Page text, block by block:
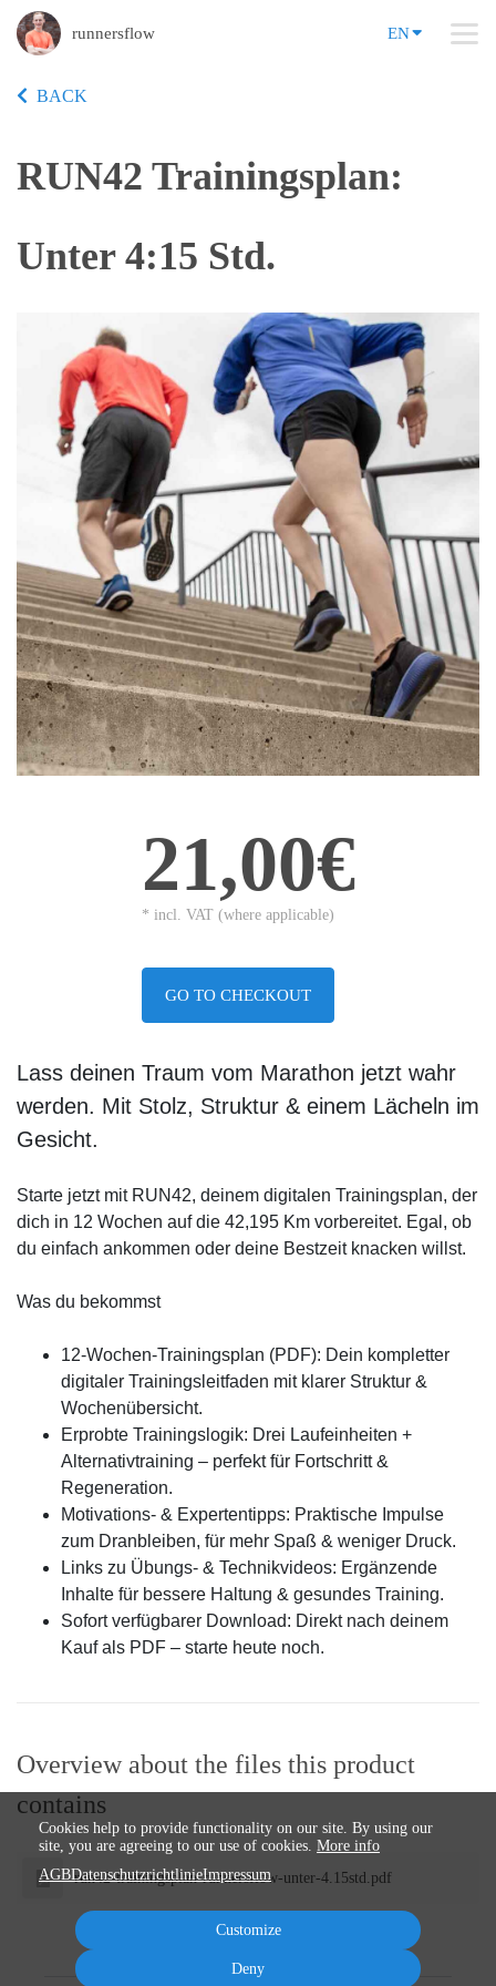
runnersflow EN
BACK
RUN42 Trainingsplan:
Unter 4:15 Std.
21,00€
* incl. VAT (where applicable)
GO TO CHECKOUT
Lass deinen Traum vom Marathon jetzt wahr
werden. Mit Stolz, Struktur & einem Lächeln im
Gesicht.
Starte jetzt mit RUN42, deinem digitalen Trainingsplan, der
dich in 12 Wochen auf die 42,195 Km vorbereitet. Egal, ob
du einfach ankommen oder deine Bestzeit knacken willst.
Was du bekommst
12-Wochen-Trainingsplan (PDF): Dein kompletter
digitaler Trainingsleitfaden mit klarer Struktur &
Wochenübersicht.
Erprobte Trainingslogik: Drei Laufeinheiten +
Alternativtraining – perfekt für Fortschritt &
Regeneration.
Motivations- & Expertentipps: Praktische Impulse
zum Dranbleiben, für mehr Spaß & weniger Druck.
Links zu Übungs- & Technikvideos: Ergänzende
Inhalte für bessere Haltung & gesundes Training.
Sofort verfügbarer Download: Direkt nach deinem
Kauf als PDF – starte heute noch.
Overview about the files this product
contains
run42-trainingsplan-runnersflow-unter-4.15std.pdf
Cookies help to provide functionality on our site. By using our
site, you are agreeing to our use of cookies. More info
AGBDatenschutzrichtlinieImpressum
Customize
Deny